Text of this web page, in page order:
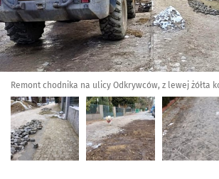
Remont chodnika na ulicy Odkrywców, z lewej żółta